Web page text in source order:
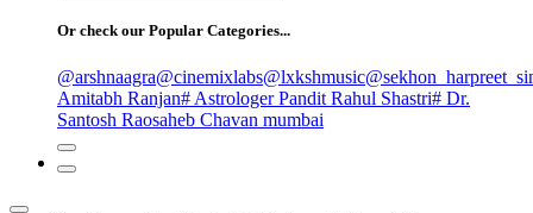
Or check our Popular Categories...
@arshnaagra@cinemixlabs@lxkshmusic
Amitabh Ranjan# Astrologer Pandit Rahul Shastri# Dr.
Santosh Raosaheb Chavan mumbai